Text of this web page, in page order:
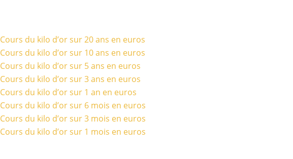
Cours du kilo d’or sur 20 ans en euros
Cours du kilo d’or sur 10 ans en euros
Cours du kilo d’or sur 5 ans en euros
Cours du kilo d’or sur 3 ans en euros
Cours du kilo d’or sur 1 an en euros
Cours du kilo d’or sur 6 mois en euros
Cours du kilo d’or sur 3 mois en euros
Cours du kilo d’or sur 1 mois en euros